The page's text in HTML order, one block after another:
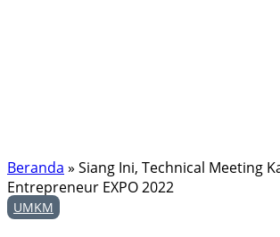
Beranda » Siang Ini, Technical Meeting
Entrepreneur EXPO 2022
UMKM